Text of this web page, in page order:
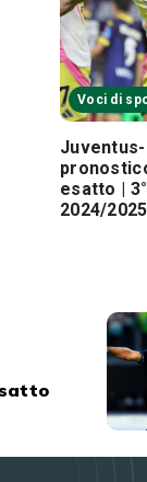
Voci di
esatto |
2024/2025